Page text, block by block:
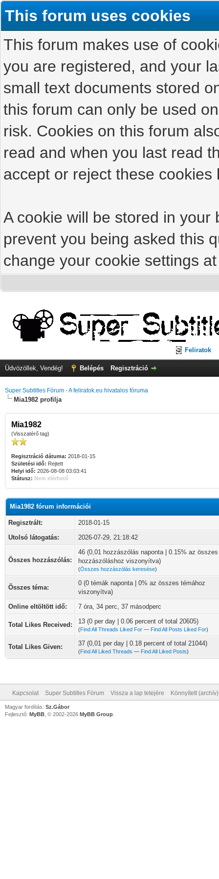
This forum uses cookies
This forum makes use of
you are registered, and your
small text documents stored
this forum can only be used
risk. Cookies on this forum
read and when you last read
accept or reject these cookies
A cookie will be stored in
prevent you being asked this
change your cookie settings
Feliratok
Üdvözöllek, Vendég! Belépés Regisztráció
Super Subtitles Fórum - A feliratok.eu hivatalos fóruma
Mia1982 profilja
Mia1982
(Visszatérő tag)
Regisztráció dátuma: 2018-01-15
Születési idő: Rejtett
Helyi idő: 2026-08-08 03:03:41
Státusz: Nem elérhető
Mia1982 fórum információi
Regisztrált:
2018-01-15
Utolsó látogatás:
2026-07-29, 21:18:42
Összes hozzászólás:
46 (0,01 hozzászólás naponta | 0.15% az összes
hozzászóláshoz viszonyítva)
(Összes hozzászólás keresése)
Összes téma:
0 (0 témák naponta | 0% az összes témához
viszonyítva)
Online eltöltött idő:
7 óra, 34 perc, 37 másodperc
Total Likes Received: 13 (0 per day | 0.06 percent of total 20605)
(Find All Threads Liked For — Find All Posts Liked For)
Total Likes Given: 37 (0,01 per day | 0.18 percent of total 21044)
(Find All Liked Threads — Find All Liked Posts)
Kapcsolat Super Subtitles Fórum Vissza a lap tetejére Könnyített
Magyar fordítás: Sz.Gábor
Fejlesztő: MyBB , © 2002-2026 MyBB Group